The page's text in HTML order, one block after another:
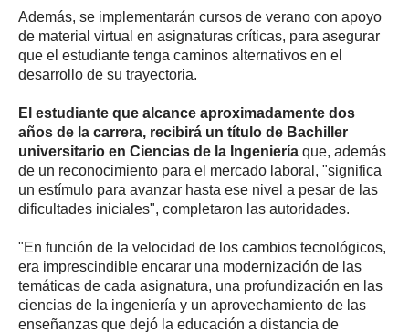
Además, se implementarán cursos de verano con apoyo
de material virtual en asignaturas críticas, para asegurar
que el estudiante tenga caminos alternativos en el
desarrollo de su trayectoria.
El estudiante que alcance aproximadamente dos
años de la carrera, recibirá un título de Bachiller
universitario en Ciencias de la Ingeniería que, además
de un reconocimiento para el mercado laboral, "significa
un estímulo para avanzar hasta ese nivel a pesar de las
dificultades iniciales", completaron las autoridades.
"En función de la velocidad de los cambios tecnológicos,
era imprescindible encarar una modernización de las
temáticas de cada asignatura, una profundización en las
ciencias de la ingeniería y un aprovechamiento de las
enseñanzas que dejó la educación a distancia de